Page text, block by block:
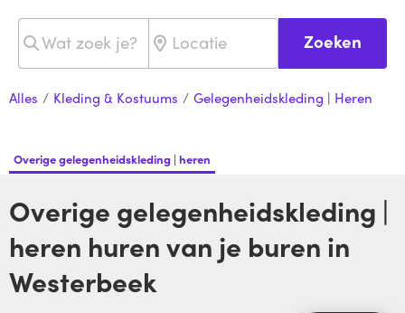
Zoeken
Alles / Kleding & Kostuums / Gelegenheidskleding | Heren
Overige gelegenheidskleding | heren
Overige gelegenheidskleding |
heren huren van je buren in
Westerbeek